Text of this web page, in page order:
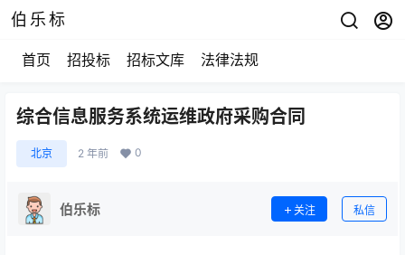
伯乐标
首页 招投标 招标文库 法律法规
综合信息服务系统运维政府采购合同
北京 2 年前 0
伯乐标 关注 私信